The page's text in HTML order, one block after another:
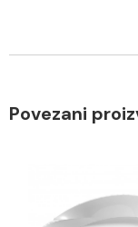
Povezani